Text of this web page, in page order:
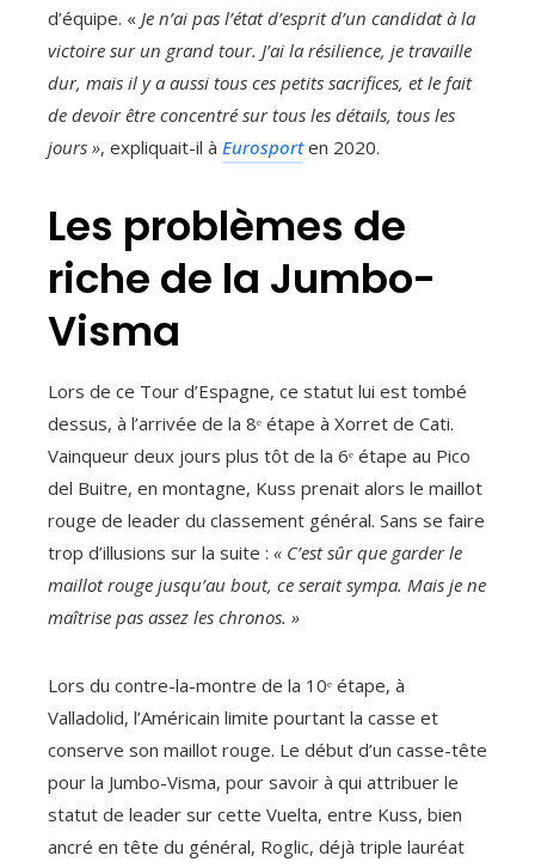
d’équipe. « Je n’ai pas l’état d’esprit d’un candidat à la
victoire sur un grand tour. J’ai la résilience, je travaille
dur, mais il y a aussi tous ces petits sacrifices, et le fait
de devoir être concentré sur tous les détails, tous les
jours », expliquait-il à Eurosporten 2020.
Les problèmes de
riche de la Jumbo-
Visma
Lors de ce Tour d’Espagne, ce statut lui est tombé
dessus, à l’arrivée de la 8ᵉ étape à Xorret de Cati.
Vainqueur deux jours plus tôt de la 6ᵉ étape au Pico
del Buitre, en montagne, Kuss prenait alors le maillot
rouge de leader du classement général. Sans se faire
trop d’illusions sur la suite : « C’est sûr que garder le
maillot rouge jusqu’au bout, ce serait sympa. Mais je ne
maîtrise pas assez les chronos. »
Lors du contre-la-montre de la 10ᵉ étape, à
Valladolid, l’Américain limite pourtant la casse et
conserve son maillot rouge. Le début d’un casse-tête
pour la Jumbo-Visma, pour savoir à qui attribuer le
statut de leader sur cette Vuelta, entre Kuss, bien
ancré en tête du général, Roglic, déjà triple lauréat